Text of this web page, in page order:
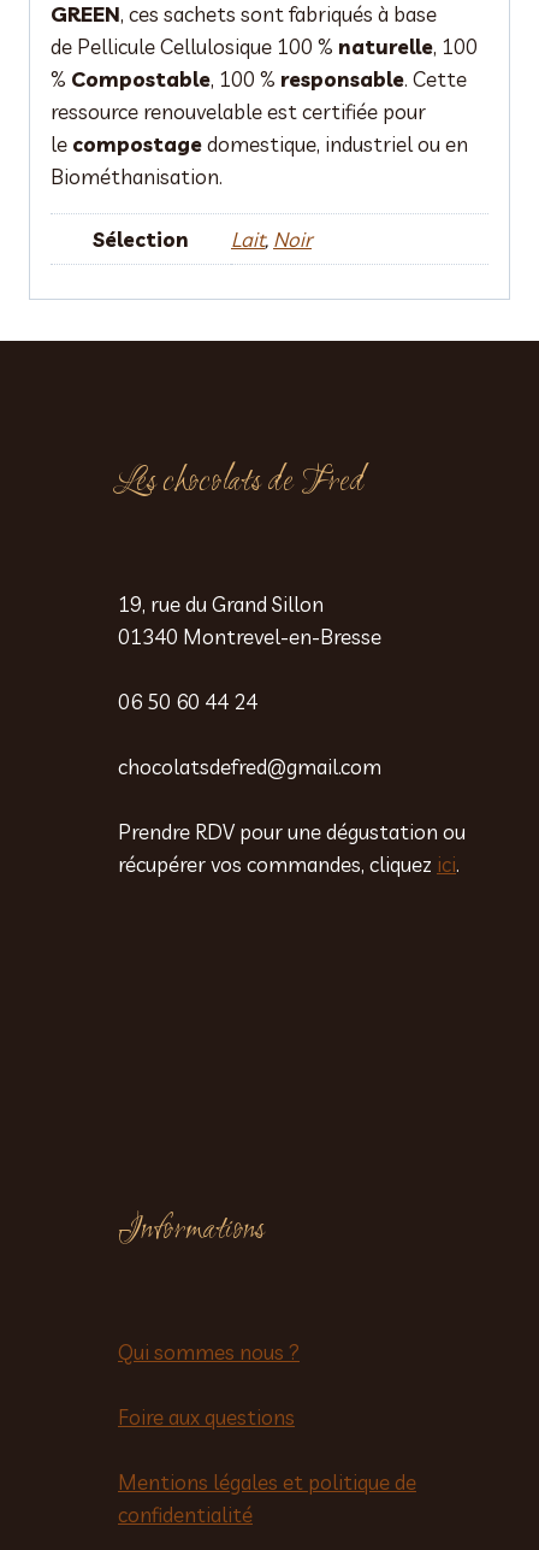
GREEN, ces sachets sont fabriqués à base
de Pellicule Cellulosique 100 % naturelle, 100
% Compostable, 100 % responsable. Cette
ressource renouvelable est certifiée pour
le compostagedomestique, industriel ou en
Biométhanisation.
Sélection Lait, Noir
Les chocolats de Fred
19, rue du Grand Sillon
01340 Montrevel-en-Bresse
06 50 60 44 24
chocolatsdefred@gmail.com
Prendre RDV pour une dégustation ou
récupérer vos commandes, cliquez ici.
Informations
Qui sommes nous ?
Foire aux questions
Mentions légales et politique de
confidentialité